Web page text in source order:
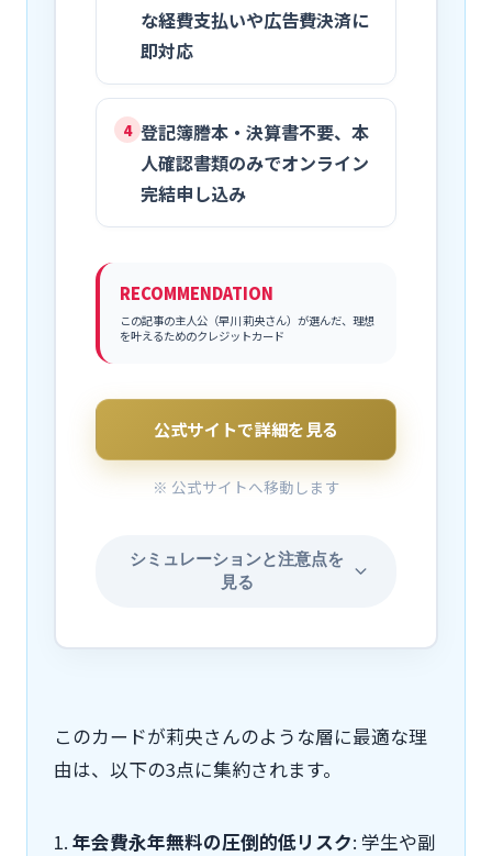
な経費支払いや広告費決済に
即対応
4 登記簿謄本・決算書不要、本
人確認書類のみでオンライン
完結申し込み
RECOMMENDATION
この記事の主人公（早川 莉央さん）が選んだ、理想
を叶えるためのクレジットカード
公式サイトで詳細を見る
※ 公式サイトへ移動します
シミュレーションと注意点を
見る
このカードが莉央さんのような層に最適な理
由は、以下の3点に集約されます。
1. 年会費永年無料の圧倒的低リスク: 学生や副